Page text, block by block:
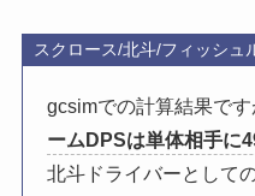
スクロース/北斗/フィッシュ
gcsimでの計算結果です
ームDPSは単体相手に
北斗ドライバーとして